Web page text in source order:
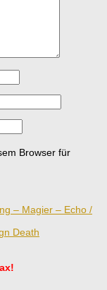
Browser für
– Magier – Echo /
Death